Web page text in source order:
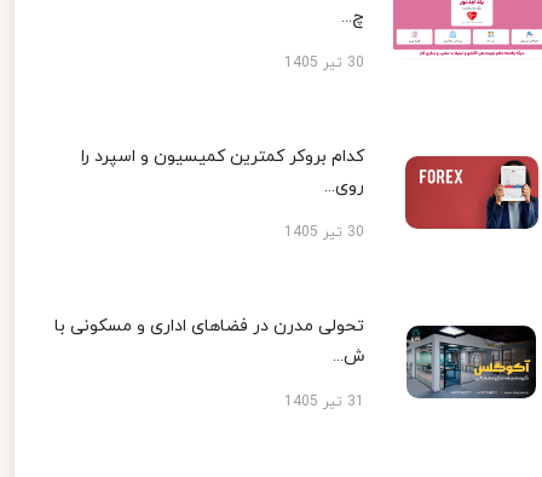
چ...
30 تیر 1405
کدام بروکر کمترین کمیسیون و اسپرد را
روی...
30 تیر 1405
تحولی مدرن در فضاهای اداری و مسکونی با
ش...